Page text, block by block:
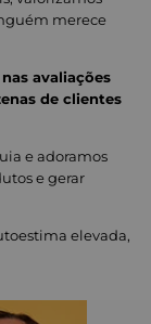
merece
avaliações
de clientes
e adoramos
e gerar
elevada,